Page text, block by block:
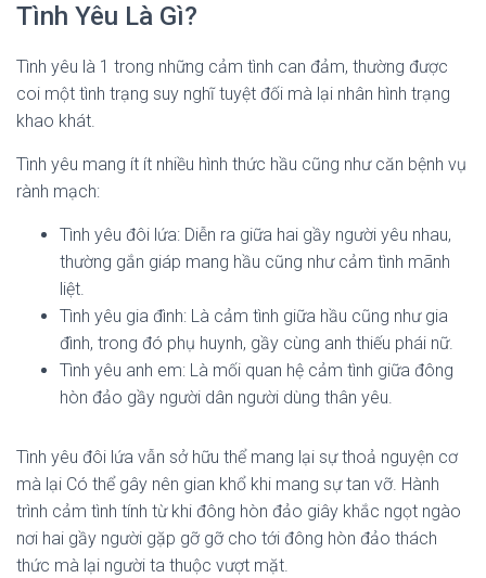
Tình Yêu Là Gì?
Tình yêu là 1 trong những cảm tình can đảm, thường được
coi một tình trạng suy nghĩ tuyệt đối mà lại nhân hình trạng
khao khát.
Tình yêu mang ít ít nhiều hình thức hầu cũng như căn bệnh vụ
rành mạch:
Tình yêu đôi lứa: Diễn ra giữa hai gầy người yêu nhau,
thường gắn giáp mang hầu cũng như cảm tình mãnh
liệt.
Tình yêu gia đình: Là cảm tình giữa hầu cũng như gia
đình, trong đó phụ huynh, gầy cùng anh thiếu phái nữ.
Tình yêu anh em: Là mối quan hệ cảm tình giữa đông
hòn đảo gầy người dân người dùng thân yêu.
Tình yêu đôi lứa vẫn sở hữu thể mang lại sự thoả nguyện cơ
mà lại Có thể gây nên gian khổ khi mang sự tan vỡ. Hành
trình cảm tình tính từ khi đông hòn đảo giây khắc ngọt ngào
nơi hai gầy người gặp gỡ gỡ cho tới đông hòn đảo thách
thức mà lại người ta thuộc vượt mặt.